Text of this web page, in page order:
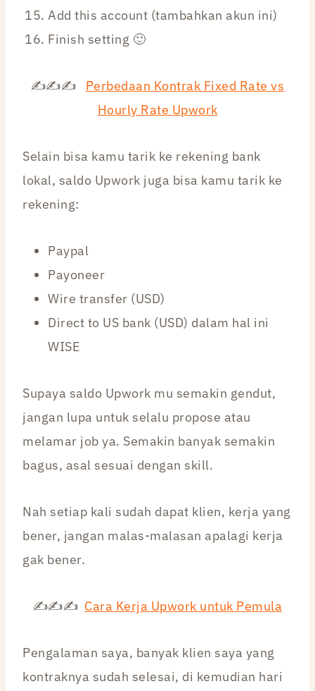
Add this account (tambahkan akun ini)
Finish setting 🙂
✍✍✍ Perbedaan Kontrak Fixed Rate vs
Hourly Rate Upwork
Selain bisa kamu tarik ke rekening bank
lokal, saldo Upwork juga bisa kamu tarik ke
rekening:
Paypal
Payoneer
Wire transfer (USD)
Direct to US bank (USD) dalam hal ini
WISE
Supaya saldo Upwork mu semakin gendut,
jangan lupa untuk selalu propose atau
melamar job ya. Semakin banyak semakin
bagus, asal sesuai dengan skill.
Nah setiap kali sudah dapat klien, kerja yang
bener, jangan malas-malasan apalagi kerja
gak bener.
✍✍✍ Cara Kerja Upwork untuk Pemula
Pengalaman saya, banyak klien saya yang
kontraknya sudah selesai, di kemudian hari